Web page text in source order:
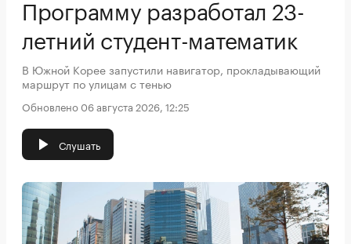
Программу разработал 23-
летний студент-математик
В Южной Корее запустили навигатор, прокладывающий
маршрут по улицам с тенью
Обновлено 06 августа 2026, 12:25
Слушать